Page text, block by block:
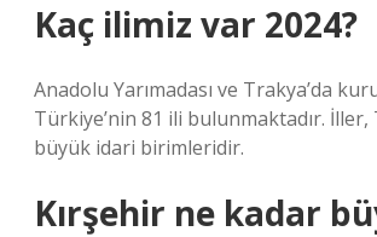
Kaç ilimiz var 2024?
Anadolu Yarımadası ve Trakya’da
Türkiye’nin 81 ili bulunmaktadır. İller,
büyük idari birimleridir.
Kırşehir ne kadar